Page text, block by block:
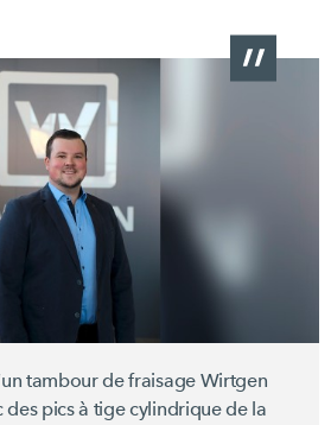
tambour de fraisage Wirtgen
des pics à tige cylindrique de la